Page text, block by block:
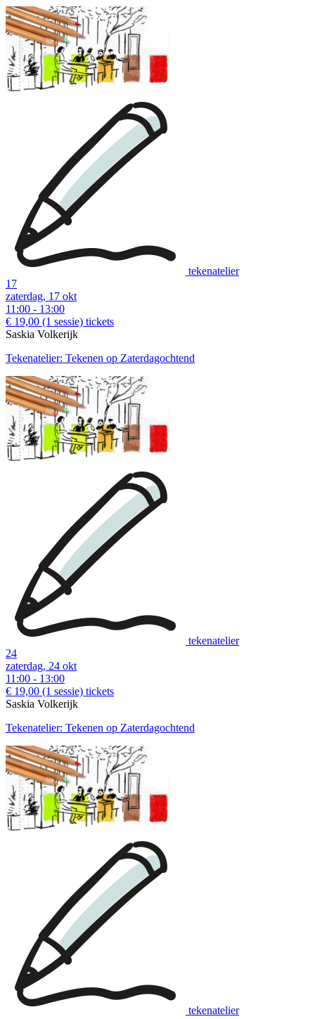
tekenatelier
17
zaterdag, 17 okt
11:00 - 13:00
€ 19,00 (1 sessie) tickets
Saskia Volkerijk
Tekenatelier: Tekenen op Zaterdagochtend
tekenatelier
24
zaterdag, 24 okt
11:00 - 13:00
€ 19,00 (1 sessie) tickets
Saskia Volkerijk
Tekenatelier: Tekenen op Zaterdagochtend
tekenatelier